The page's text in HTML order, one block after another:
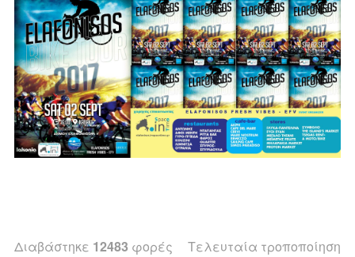
Διαβάστηκε 12483 φορές
Τελευταία τροποποίηση